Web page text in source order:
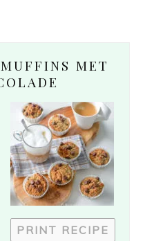
MET
PRINT RECIPE